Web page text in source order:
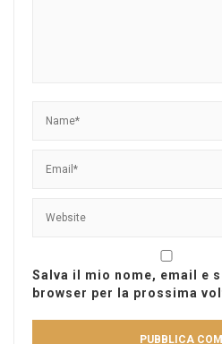
Salva il mio nome, email e
browser per la prossima